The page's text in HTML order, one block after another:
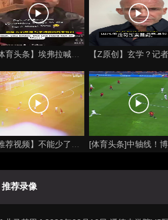
推荐录像